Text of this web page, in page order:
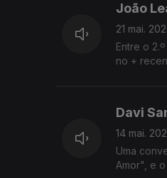
João
21 mai.
Entre o
no +
Davi
14 mai.
Uma
Amor", e